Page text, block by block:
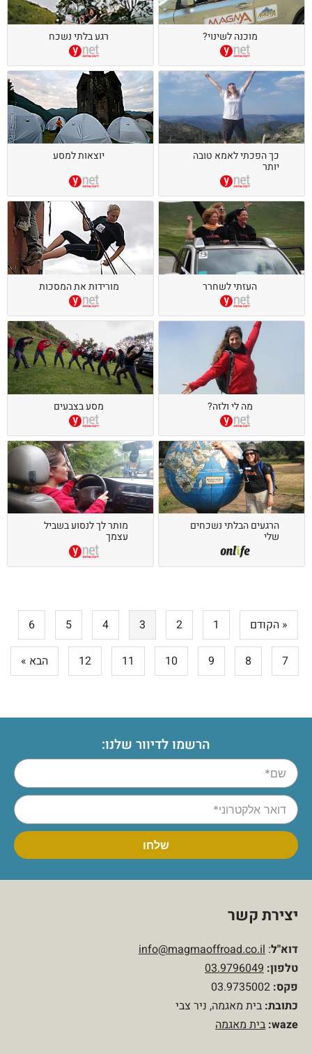
מוכנה לשינוי? רגע בלתי נשכח
כך הפכתי לאמא טובה
יותר
יוצאות למסע
העזתי לשחרר מורידות את המסכות
מה לי ולזה? מסע בצבעים
הרגעים הבלתי נשכחים
שלי
מותר לך לנסוע בשביל
עצמך
« הקודם 1
2
3
4
5
6
7
8
9
10
11
12 הבא »
הרשמו לדיוור שלנו:
יצירת קשר
דוא"ל:
info@magmaoffroad.co.il
טלפון:
03.9796049
פקס:
כתובת: בית מאגמה, ניר צבי
waze: בית מאגמה